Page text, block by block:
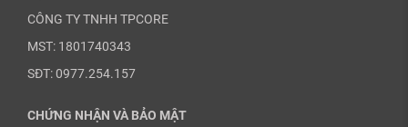
CÔNG TY TNHH TPCORE
MST: 1801740343
SĐT: 0977.254.157
CHỨNG NHẬN VÀ BẢO MẬT